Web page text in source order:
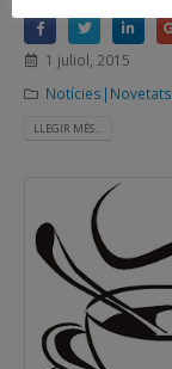
1 juliol, 2015
Notícies|Novetats
LLEGIR MÉS...